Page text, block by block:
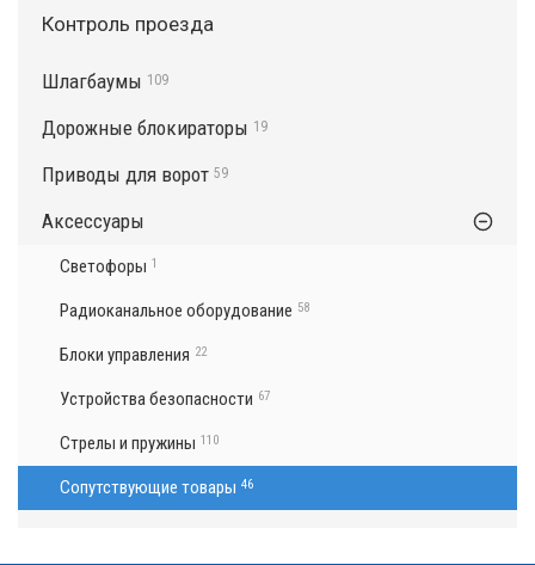
Контроль проезда
Шлагбаумы 109
Дорожные блокираторы 19
Приводы для ворот 59
Аксессуары
Светофоры 1
Радиоканальное оборудование 58
Блоки управления 22
Устройства безопасности 67
Стрелы и пружины 110
Сопутствующие товары 46